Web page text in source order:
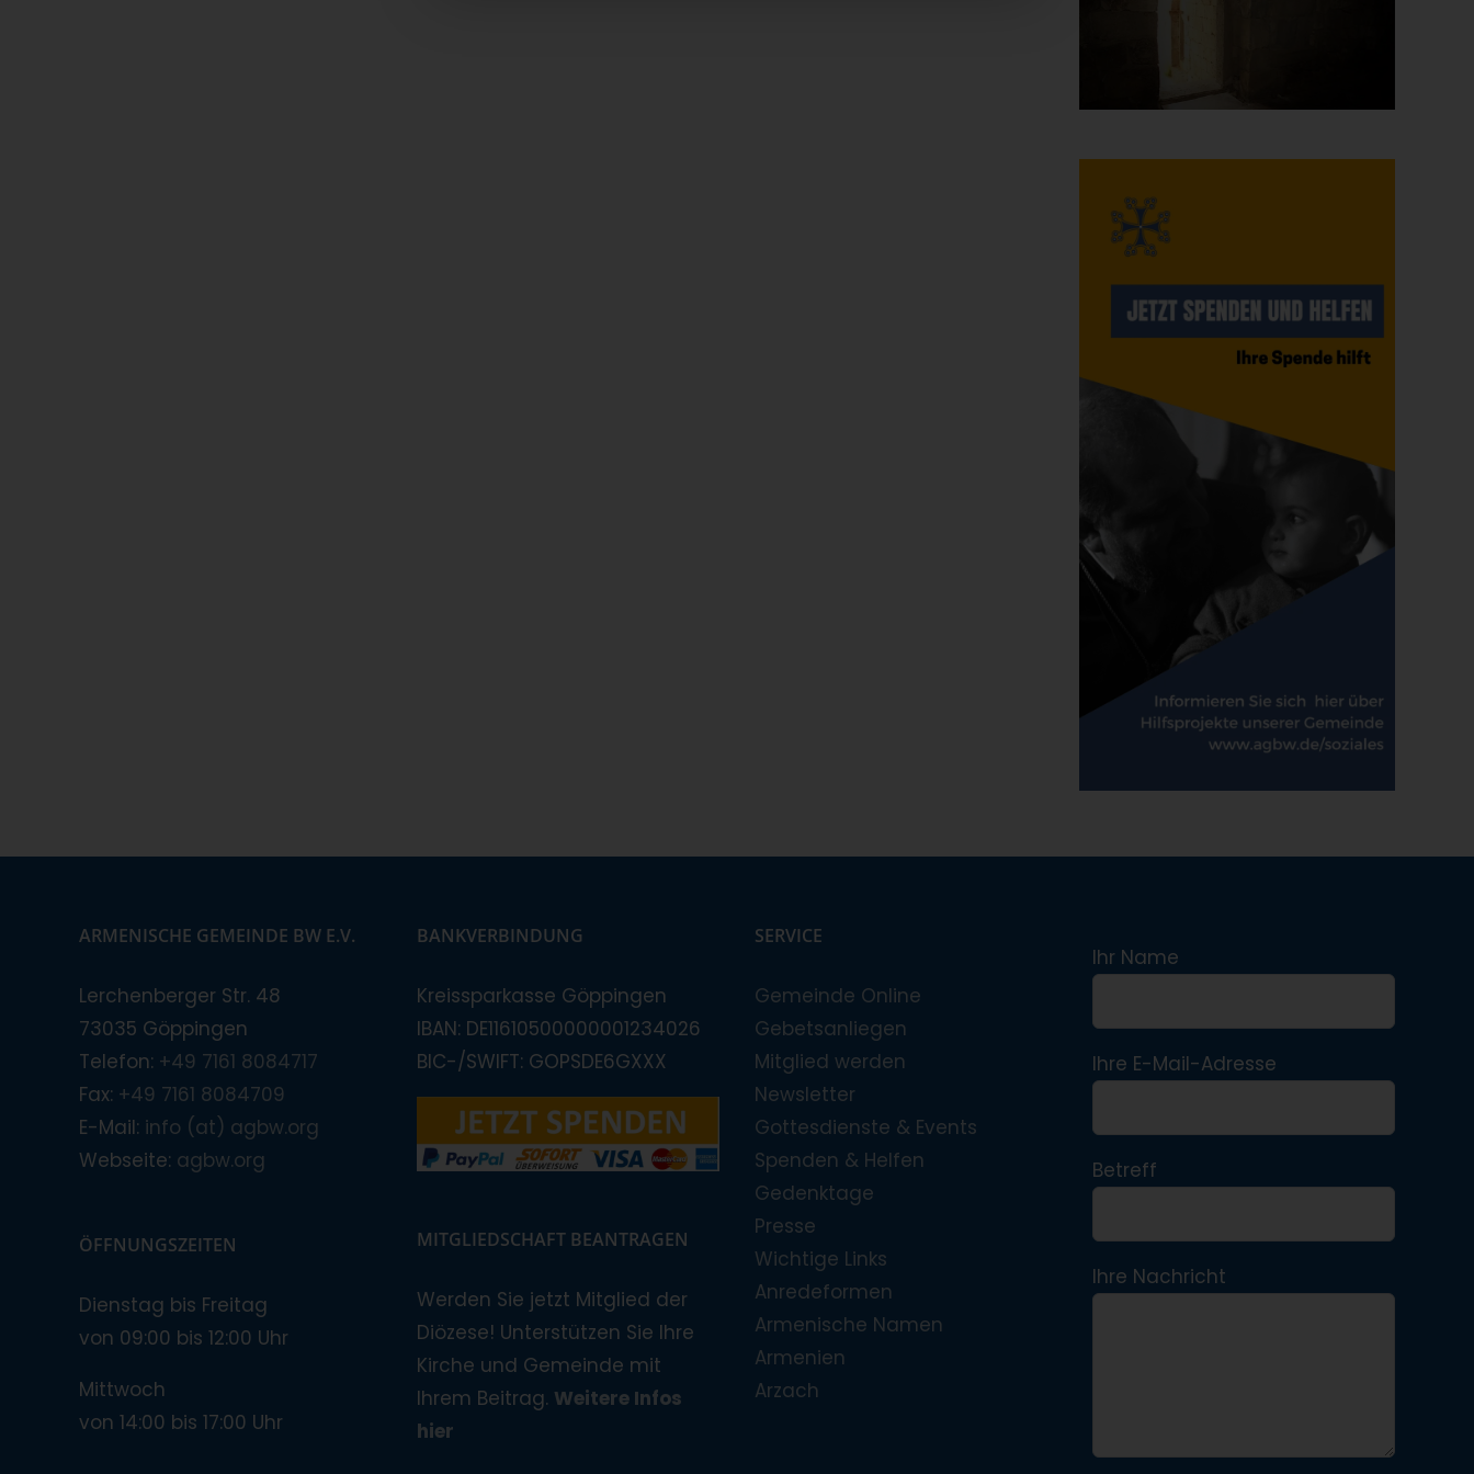
ARMENISCHE GEMEINDE BW E.V.
Lerchenberger Str. 48
73035 Göppingen
Telefon: +49 7161 8084717
Fax: +49 7161 8084709
E-Mail: info (at) agbw.org
Webseite: agbw.org
ÖFFNUNGSZEITEN
Dienstag bis Freitag
von 09:00 bis 12:00 Uhr
Mittwoch
von 14:00 bis 17:00 Uhr
BANKVERBINDUNG
Kreissparkasse Göppingen
IBAN: DE11610500000001234026
BIC-/SWIFT: GOPSDE6GXXX
MITGLIEDSCHAFT BEANTRAGEN
Werden Sie jetzt Mitglied der
Diözese! Unterstützen Sie Ihre
Kirche und Gemeinde mit
Ihrem Beitrag. Weitere Infos
hier
SERVICE
Gemeinde Online
Gebetsanliegen
Mitglied werden
Newsletter
Gottesdienste & Events
Spenden & Helfen
Gedenktage
Presse
Wichtige Links
Anredeformen
Armenische Namen
Armenien
Arzach
Ihr Name
Ihre E-Mail-Adresse
Betreff
Ihre Nachricht